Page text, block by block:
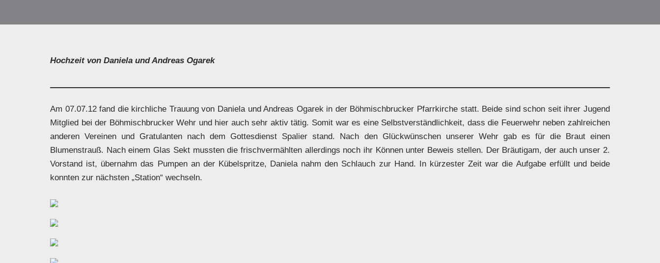
Hochzeit von Daniela und Andreas Ogarek
Am 07.07.12 fand die kirchliche Trauung von Daniela und Andreas Ogarek in der Böhmischbrucker Pfarrkirche statt. Beide sind schon seit ihrer Jugend
Mitglied bei der Böhmischbrucker Wehr und hier auch sehr aktiv tätig. Somit war es eine Selbstverständlichkeit, dass die Feuerwehr neben zahlreichen
anderen Vereinen und Gratulanten nach dem Gottesdienst Spalier stand. Nach den Glückwünschen unserer Wehr gab es für die Braut einen
Blumenstrauß. Nach einem Glas Sekt mussten die frischvermählten allerdings noch ihr Können unter Beweis stellen. Der Bräutigam, der auch unser 2.
Vorstand ist, übernahm das Pumpen an der Kübelspritze, Daniela nahm den Schlauch zur Hand. In kürzester Zeit war die Aufgabe erfüllt und beide
konnten zur nächsten „Station“ wechseln.